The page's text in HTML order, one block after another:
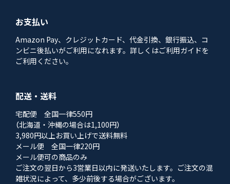
お支払い
Amazon Pay、クレジットカード、代金引換、銀行振込、コ
ンビニ後払いがご利用になれます。詳しくはご利用ガイドを
ご利用ください。
配送・送料
宅配便 全国一律550円
（北海道・沖縄の場合は1,100円）
3,980円以上お買い上げで送料無料
メール便 全国一律220円
メール便可の商品のみ
ご注文の翌日から3営業日以内に発送いたします。ご注文の混
雑状況によって、多少前後する場合がございます。